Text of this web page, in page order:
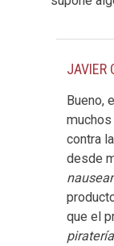
JAVIER
Bueno,
muchos
contra
desde
que el
piratería